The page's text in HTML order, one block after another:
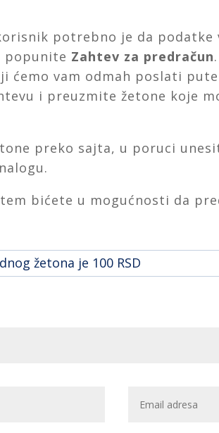
potrebno je da
popunite Zahtev za predračun
vam odmah poslati
i preuzmite žetone koje
preko sajta, u poruci
bićete u mogućnosti da
žetona je 100 RSD